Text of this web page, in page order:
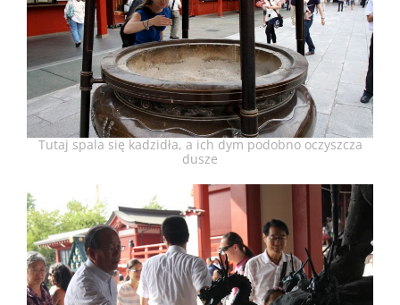
Tutaj spala się kadzidła, a ich dym podobno oczyszcza
dusze